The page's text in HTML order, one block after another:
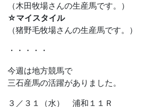
（木田牧場さんの生産馬です。）
☆マイスタイル
（猪野毛牧場さんの生産馬です。）
・・・・・
今週は地方競馬で
三石産馬の活躍がありました。
３／３１（水） 浦和１１Ｒ